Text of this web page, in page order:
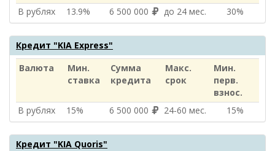
В рублях
13.9% 6 500 000 до 24 мес. 30%
Кредит "KIA Express"
Валюта
Мин.
ставка
Сумма
кредита
Макс.
срок
Мин.
перв.
взнос.
В рублях
15% 6 500 000 24‑60 мес. 15%
Кредит "KIA Quoris"